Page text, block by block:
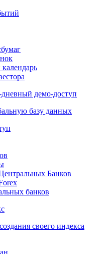
базу данных
базу данных
Банков
банков